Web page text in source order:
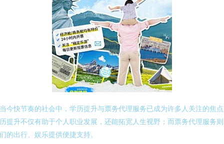
今快节奏的社会中，学历提升与票务代理服务已成为许多人关注的焦
提升不仅有助于个人职业发展，还能拓宽人生视野；而票务代理服务
的出行、娱乐提供便捷支持。